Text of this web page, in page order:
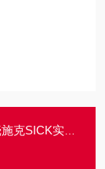
实心轴编码器